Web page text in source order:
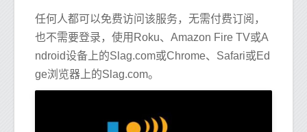
任何人都可以免费访问该服务，无需付费订阅，
也不需要登录，使用Roku、Amazon Fire TV或A
ndroid设备上的Slag.com或Chrome、Safari或Ed
ge浏览器上的Slag.com。